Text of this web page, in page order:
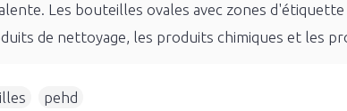
Les bouteilles ovales avec zones
de nettoyage, les produits chimiques et les
pehd